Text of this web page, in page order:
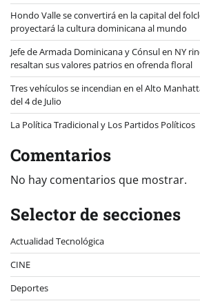
Hondo Valle se convertirá en la capital del
proyectará la cultura dominicana al mundo
Jefe de Armada Dominicana y Cónsul en NY
resaltan sus valores patrios en ofrenda floral
Tres vehículos se incendian en el Alto
del 4 de Julio
La Política Tradicional y Los Partidos Políticos
Comentarios
No hay comentarios que mostrar.
Selector de secciones
Actualidad Tecnológica
CINE
Deportes